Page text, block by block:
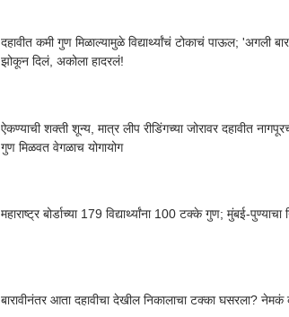
दहावीत कमी गुण मिळाल्यामुळे विद्यार्थ्यांचं टोकाचं पाऊल;
झोकून दिलं, अकोला हादरलं!
ऐकण्याची शक्ती शून्य, मात्र लीप रीडिंगच्या जोरावर दहावीत
गुण मिळवत वेगळाच योगायोग
महाराष्ट्र बोर्डाच्या 179 विद्यार्थ्यांना 100 टक्के गुण; मुंबई-
बारावीनंतर आता दहावीचा देखील निकालाचा टक्का घसरला?